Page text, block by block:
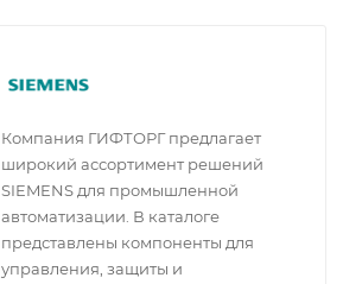
Компания ГИФТОРГ предлагает
широкий ассортимент решений
SIEMENS для промышленной
автоматизации. В каталоге
представлены компоненты для
управления, защиты и